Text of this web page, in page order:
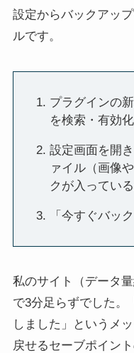
設定からバックアッ
ルです。
プラグインの
を検索・有効
設定画面を開
ァイル（画像
クが入ってい
「今すぐバッ
私のサイト（データ
で3分足らずでした。
しました」というメ
戻せるセーブポイント